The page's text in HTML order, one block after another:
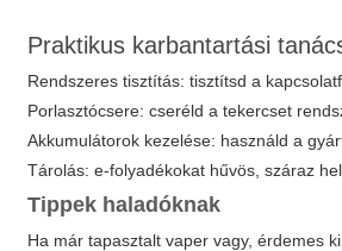
Praktikus karbantartási
Rendszeres tisztítás: tisztítsd a
Porlasztócsere: cseréld a tekercset
Akkumulátorok kezelése: használd a
Tárolás: e-folyadékokat hűvös, száraz
Tippek haladóknak
Ha már tapasztalt vaper vagy, érdemes